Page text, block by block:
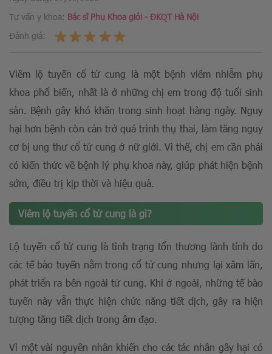
Tư vấn y khoa: Bác sĩ Phụ Khoa giỏi - ĐKQT Hà Nội
Đánh giá:
Viêm lộ tuyến cổ tử cung là một bệnh viêm nhiễm phụ
khoa phổ biến, nhất là ở những chị em trong độ tuổi sinh
sản. Bệnh gây khó khăn trong sinh hoạt hàng ngày. Nguy
hại hơn bệnh còn cản trở quá trình thụ thai, làm tăng nguy
cơ bị ung thư cổ tử cung ở nữ giới. Vì thế, chị em cần phải
có kiến thức về bệnh lý phụ khoa này, giúp phát hiện bệnh
sớm, điều trị kịp thời và hiệu quả.
Viêm lộ tuyến cổ tử cung là gì?
Lộ tuyến cổ tử cung là tình trạng tổn thương lành tính do
các tế bào tuyến nằm trong cổ tử cung nhưng lại xâm lấn,
phát triển ra bên ngoài tử cung. Khi ở ngoài, những tế bào
tuyến này vẫn thực hiện chức năng tiết dịch, gây ra hiện
tượng tăng tiết dịch trong âm đạo.
Vì một vài nguyên nhân khiến cho các tác nhân gây hại có